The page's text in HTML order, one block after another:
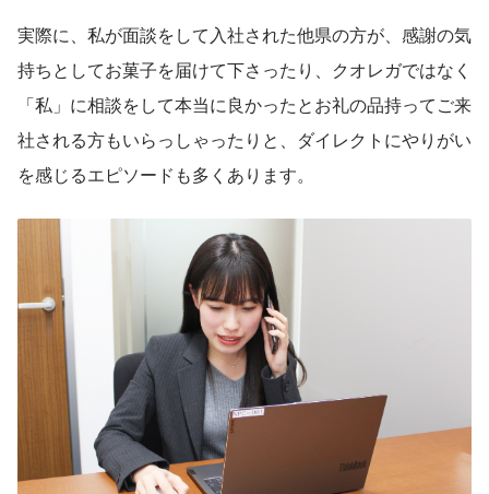
実際に、私が面談をして入社された他県の方が、感謝の気
持ちとしてお菓子を届けて下さったり、クオレガではなく
「私」に相談をして本当に良かったとお礼の品持ってご来
社される方もいらっしゃったりと、ダイレクトにやりがい
を感じるエピソードも多くあります。